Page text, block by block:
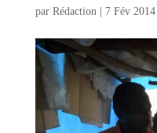
par Rédaction| 7 Fév 2014|